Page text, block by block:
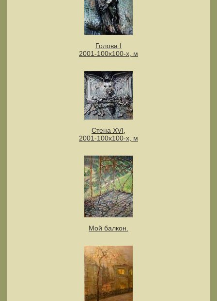
Голова I
2001-100x100-х, м
Стена XVI,
2001-100x100-х, м
Мой балкон.